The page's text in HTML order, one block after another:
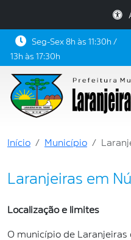
Seg-Sex 8h às 11:30h /
13h às 17:30h
Início Município
Laranjeiras em
Localização e limites
O município de Laranjeiras